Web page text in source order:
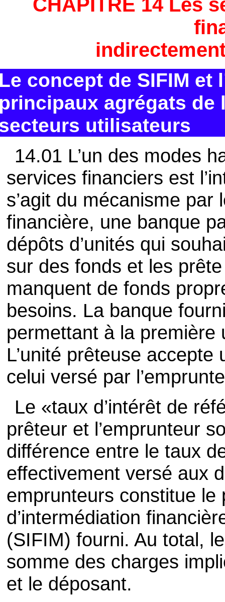
CHAPITRE 14 Les
concept de SIFIM et
agrégats de
utilisateurs
14.01 L’un des modes
services financiers est
s’agit du mécanisme par
financière, une banque
dépôts d’unités qui
sur des fonds et les
manquent de fonds
besoins. La banque
permettant à la première
L’unité prêteuse accepte
celui versé par
Le «taux d’intérêt de
prêteur et l’emprunteur
différence entre le taux
effectivement versé aux
emprunteurs constitue
d’intermédiation
(SIFIM) fourni. Au total,
somme des charges
et le déposant.